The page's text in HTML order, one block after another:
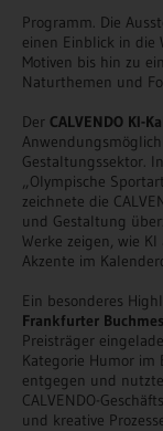
Programm. Die
einen Einblick in die
Motiven bis hin zu
Naturthemen und
Der CALVENDO KI-
Gestaltungssektor.
„Olympische
zeichnete die
und Gestaltung
Werke zeigen, wie
Akzente im
Ein besonderes
Frankfurter
Preisträger
Kategorie Humor im
entgegen und
CALVENDO-
und kreative